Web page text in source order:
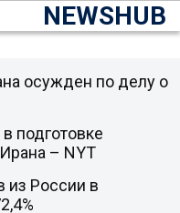
NEWSHUB
осужден по делу о
подготовке
– NYT
России в